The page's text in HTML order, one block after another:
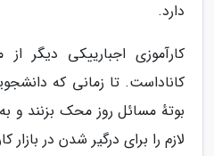
دارد.
کارآموزی اجبارییکی دیگر
کاناداست. تا زمانی که
بوتهٔ مسائل روز محک بزنند و
لازم را برای درگیر شدن در